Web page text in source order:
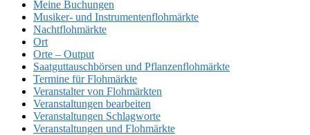
Meine Buchungen
Musiker- und Instrumentenflohmärkte
Nachtflohmärkte
Ort
Orte – Output
Saatguttauschbörsen und Pflanzenflohmärkte
Termine für Flohmärkte
Veranstalter von Flohmärkten
Veranstaltungen bearbeiten
Veranstaltungen Schlagworte
Veranstaltungen und Flohmärkte